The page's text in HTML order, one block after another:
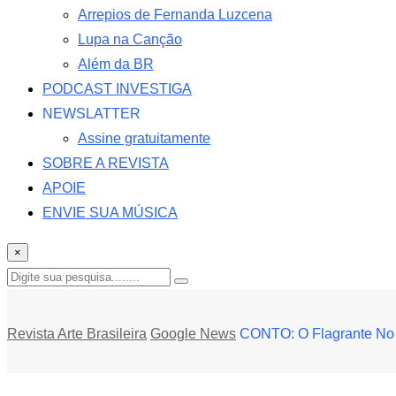
Arrepios de Fernanda Luzcena
Lupa na Canção
Além da BR
PODCAST INVESTIGA
NEWSLATTER
Assine gratuitamente
SOBRE A REVISTA
APOIE
ENVIE SUA MÚSICA
×
Revista Arte Brasileira Google News CONTO: O Flagrante